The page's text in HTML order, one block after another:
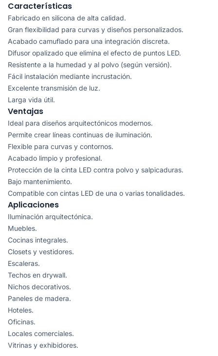
Características
Fabricado en silicona de alta calidad.
Gran flexibilidad para curvas y diseños personalizados.
Acabado camuflado para una integración discreta.
Difusor opalizado que elimina el efecto de puntos LED.
Resistente a la humedad y al polvo (según versión).
Fácil instalación mediante incrustación.
Excelente transmisión de luz.
Larga vida útil.
Ventajas
Ideal para diseños arquitectónicos modernos.
Permite crear líneas continuas de iluminación.
Flexible para curvas y contornos.
Acabado limpio y profesional.
Protección de la cinta LED contra polvo y salpicaduras.
Bajo mantenimiento.
Compatible con cintas LED de una o varias tonalidades.
Aplicaciones
Iluminación arquitectónica.
Muebles.
Cocinas integrales.
Closets y vestidores.
Escaleras.
Techos en drywall.
Nichos decorativos.
Paneles de madera.
Hoteles.
Oficinas.
Locales comerciales.
Vitrinas y exhibidores.